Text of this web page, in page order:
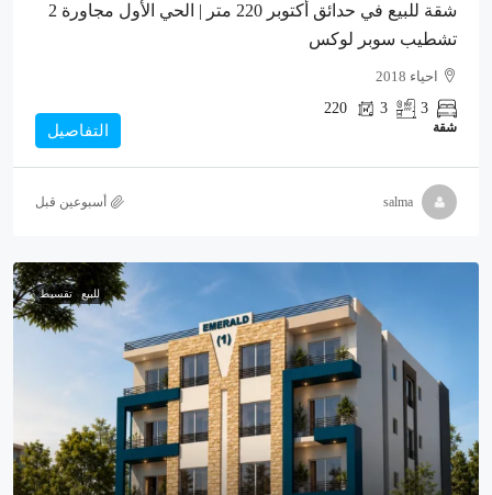
شقة للبيع في حدائق أكتوبر 220 متر | الحي الأول مجاورة 2
تشطيب سوبر لوكس
احياء 2018
3
3
220
شقة التفاصيل
salma ‏أسبوعين قبل
للبيع تقسيط